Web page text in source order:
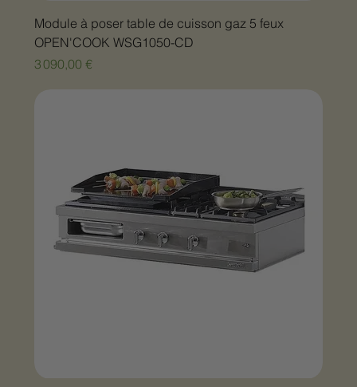
Module à poser table de cuisson gaz 5 feux
OPEN'COOK WSG1050-CD
Prix
3 090,00 €